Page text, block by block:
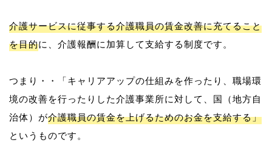
介護サービスに従事する介護職員の賃金改善に充てること
を目的に、介護報酬に加算して支給する制度です。
つまり・・「キャリアアップの仕組みを作ったり、職場環
境の改善を行ったりした介護事業所に対して、国（地方自
治体）が介護職員の賃金を上げるためのお金を支給する」
というものです。